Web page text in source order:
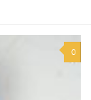
0